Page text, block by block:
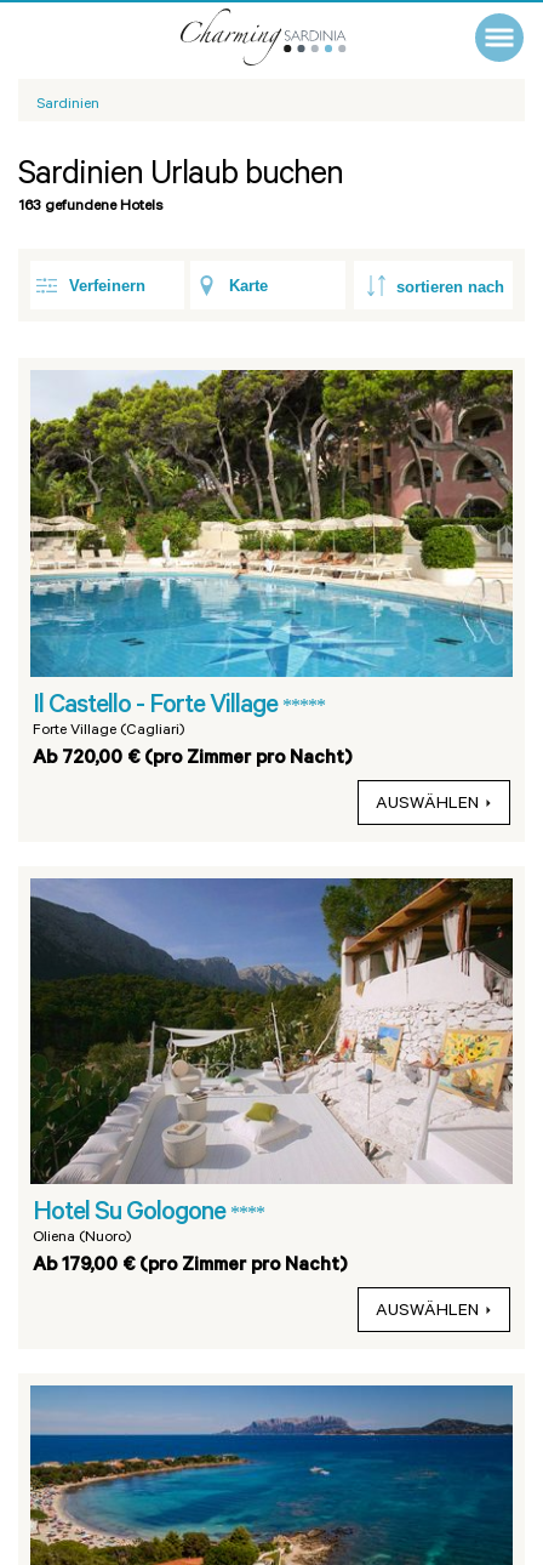
Sardinien
Sardinien Urlaub buchen
163 gefundene Hotels
Verfeinern Karte
Il Castello - Forte Village *****
Forte Village (Cagliari)
Ab 720,00 € (pro Zimmer pro Nacht)
AUSWÄHLEN
Hotel Su Gologone ****
Oliena (Nuoro)
Ab 179,00 € (pro Zimmer pro Nacht)
AUSWÄHLEN